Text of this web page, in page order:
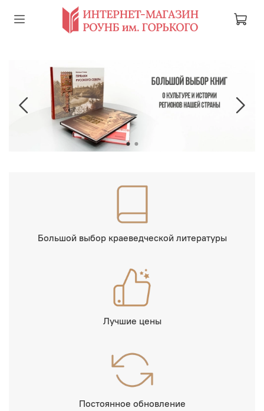
Большой выбор краеведческой литературы
Лучшие цены
Постоянное обновление